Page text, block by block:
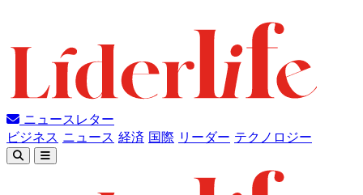
ニュースレター
ビジネス ニュース 経済 国際 リーダー テクノロジー